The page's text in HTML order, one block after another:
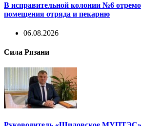
В исправительной колонии №6
помещения отряда и пекарню
06.08.2026
Сила Рязани